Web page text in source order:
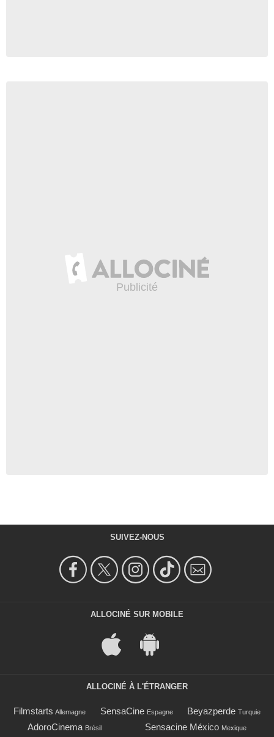
SUIVEZ-NOUS
ALLOCINÉ SUR MOBILE
ALLOCINÉ À L'ÉTRANGER
Filmstarts Allemagne SensaCine Espagne Beyazperde Turquie
AdoroCinema Brésil Sensacine México Mexique